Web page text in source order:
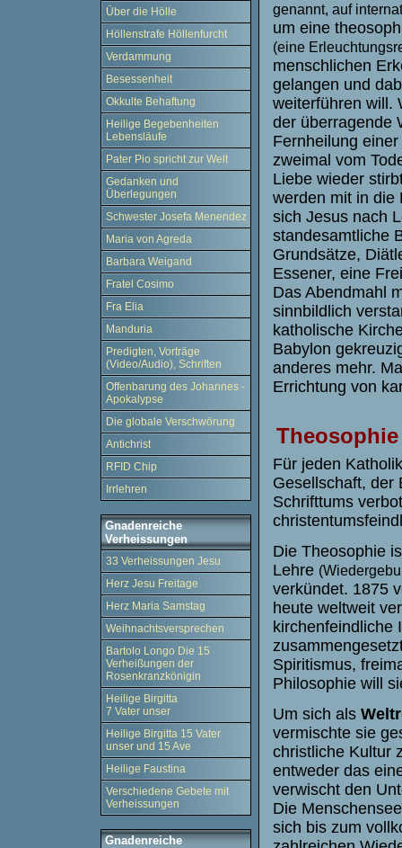
Über die Hölle
Höllenstrafe Höllenfurcht
Verdammung
Besessenheit
Okkulte Behaftung
Heilige Begebenheiten
Lebensläufe
Pater Pio spricht zur Welt
Gedanken und
Überlegungen
Schwester Josefa Menendez
Maria von Agreda
Barbara Weigand
Fratel Cosimo
Fra Elia
Manduria
Predigten, Vorträge
(Video/Audio), Schriften
Offenbarung des Johannes -
Apokalypse
Die globale Verschwörung
Antichrist
RFID Chip
Irrlehren
Gnadenreiche
Verheissungen
33 Verheissungen Jesu
Herz Jesu Freitage
Herz Maria Samstag
Weihnachtsversprechen
Bartolo Longo Die 15
Verheißungen der
Rosenkranzkönigin
Heilige Birgitta
7 Vater unser
Heilige Birgitta 15 Vater
unser und 15 Ave
Heilige Faustina
Verschiedene Gebete mit
Verheissungen
Gnadenreiche
genannt, auf
um eine
(eine
menschlichen
gelangen und
weiterführen will.
der überragende
Fernheilung
zweimal vom
Liebe wieder
werden mit in die
sich Jesus nach
standesamtliche
Grundsätze,
Essener, eine
Das Abendmahl
sinnbildlich
katholische
Babylon
anderes mehr.
Errichtung von
Für jeden
Gesellschaft, der
Schrifttums
Die Theosophie
Lehre
verkündet. 1875
heute weltweit
kirchenfeindliche
Spiritismus,
Philosophie will
Um sich als
vermischte sie
christliche Kultur
entweder das
verwischt den
Die
sich bis zum